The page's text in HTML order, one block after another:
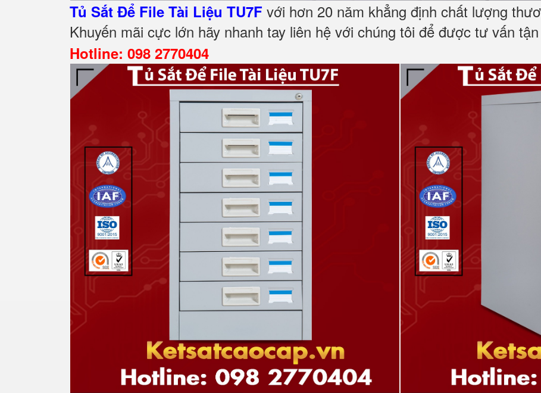
Tủ Sắt Để File Tài Liệu TU7F với hơn 20 năm khẳng định chất lượng
Khuyến mãi cực lớn hãy nhanh tay liên hệ với chúng tôi để được tư vấn
Hotline: 098 2770404